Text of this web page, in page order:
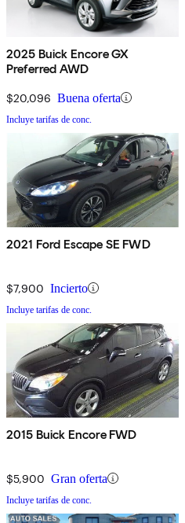
2025 Buick Encore GX
Preferred AWD
$20,096 Buena oferta
Incluye tarifas de conc.
2021 Ford Escape SE FWD
$7,900 Incierto
Incluye tarifas de conc.
2015 Buick Encore FWD
$5,900 Gran oferta
Incluye tarifas de conc.